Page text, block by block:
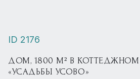
ID 2176
ДОМ, 1800 М² В
«УСАДЬБЫ УСОВО»